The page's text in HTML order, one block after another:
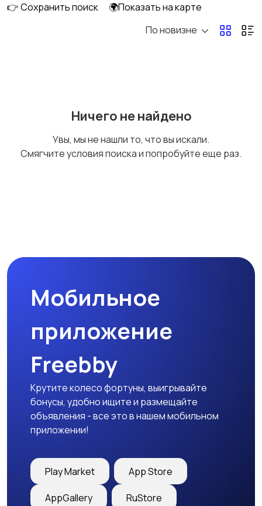
Добыча сырья,
Медицина Начало карьеры
Образование и наука
закупки
👉 Сохранить поиск
🌍Показать на карте
По новизне
Ничего не найдено
Увы, мы не нашли то, что вы искали.
Смягчите условия поиска и попробуйте еще раз.
Мобильное
приложение
Freebby
Крутите колесо фортуны, выигрывайте
бонусы, удобно ищите и размещайте
объявления - все это в нашем мобильном
приложении!
Play Market App Store
AppGallery RuStore